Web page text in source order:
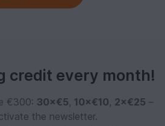
credit every month!
€300: 30×€5, 10×€10, 2×€25 –
the newsletter.